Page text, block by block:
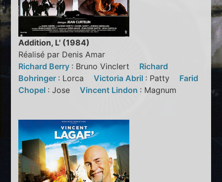
Addition, L' (1984)
Réalisé par Denis Amar
Richard Berry : Bruno Vinclert Richard
Bohringer : LorcaVictoria Abril : Patty Farid
Chopel : JoseVincent Lindon : Magnum